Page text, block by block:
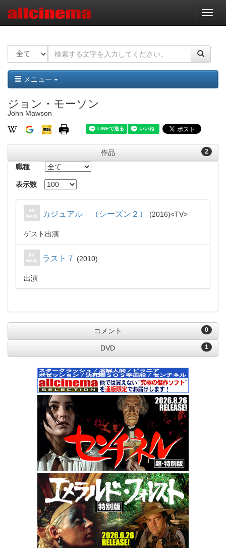
ナ
ビ
ー
ョ
ン
メニュー
ジョン・モーソン
John Mawson
2
作品
職種
表示数
カジュアル （シーズン２） 2016 TV
ゲスト出演
ラスト７ 2010
出演
0
コメント
1
DVD